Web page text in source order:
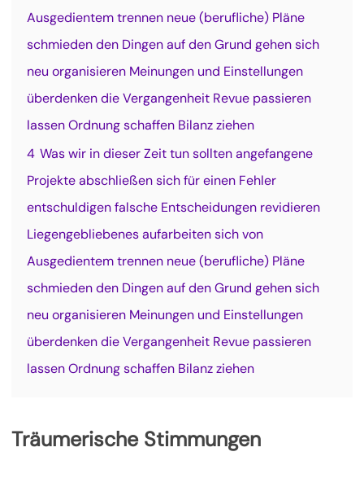
Ausgedientem trennen neue (berufliche) Pläne
schmieden den Dingen auf den Grund gehen sich
neu organisieren Meinungen und Einstellungen
überdenken die Vergangenheit Revue passieren
lassen Ordnung schaffen Bilanz ziehen
4 Was wir in dieser Zeit tun sollten angefangene
Projekte abschließen sich für einen Fehler
entschuldigen falsche Entscheidungen revidieren
Liegengebliebenes aufarbeiten sich von
Ausgedientem trennen neue (berufliche) Pläne
schmieden den Dingen auf den Grund gehen sich
neu organisieren Meinungen und Einstellungen
überdenken die Vergangenheit Revue passieren
lassen Ordnung schaffen Bilanz ziehen
Träumerische Stimmungen